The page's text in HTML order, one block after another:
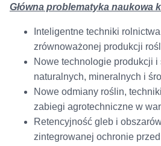
Główna problematyka naukowa
Inteligentne techniki
zrównoważonej produkcji
Nowe technologie produkcji
naturalnych, mineralnych i
Nowe odmiany roślin,
zabiegi agrotechniczne w
Retencyjność gleb i
zintegrowanej ochronie